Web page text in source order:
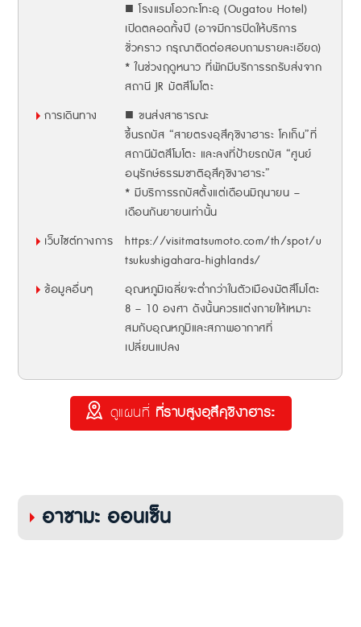
■ โรงแรมโอวกะโทะอุ (Ougatou Hotel)
เปิดตลอดทั้งปี (อาจมีการปิดให้บริการ
ชั่วคราว กรุณาติดต่อสอบถามรายละเอียด)
* ในช่วงฤดูหนาว ที่พักมีบริการรถรับส่งจาก
สถานี JR มัตสึโมโตะ
การเดินทาง
■ ขนส่งสาธารณะ
ขึ้นรถบัส “สายตรงอุสึคุชิงาฮาระ โคเก็น”ที่
สถานีมัตสึโมโตะ และลงที่ป้ายรถบัส “ศูนย์
อนุรักษ์ธรรมชาติอุสึคุชิงาฮาระ”
* มีบริการรถบัสตั้งแต่เดือนมิถุนายน –
เดือนกันยายนเท่านั้น
เว็บไซต์ทางการ
https://visitmatsumoto.com/th/spot/u
tsukushigahara-highlands/
ข้อมูลอื่นๆ
อุณหภูมิเฉลี่ยจะต่ำกว่าในตัวเมืองมัตสึโมโตะ
8 – 10 องศา ดังนั้นควรแต่งกายให้เหมาะ
สมกับอุณหภูมิและสภาพอากาศที่
เปลี่ยนแปลง
ดูแผนที่ ที่ราบสูงอุสึคุชิงาฮาระ
อาซามะ ออนเซ็น